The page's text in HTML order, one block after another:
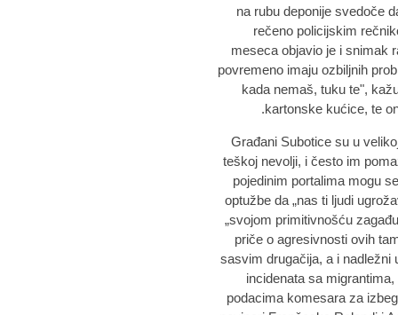
na rubu deponije svedoče
rečeno policijskim
meseca objavio je i snimak
povremeno imaju ozbiljnih
kada nemaš, tuku te",
kartonske kućice, te
Građani Subotice su u
teškoj nevolji, i često im
pojedinim portalima mogu
optužbe da „nas ti ljudi
„svojom primitivnošću
priče o agresivnosti ovih
sasvim drugačija, a i nadležni
incidenata sa
podacima komesara za